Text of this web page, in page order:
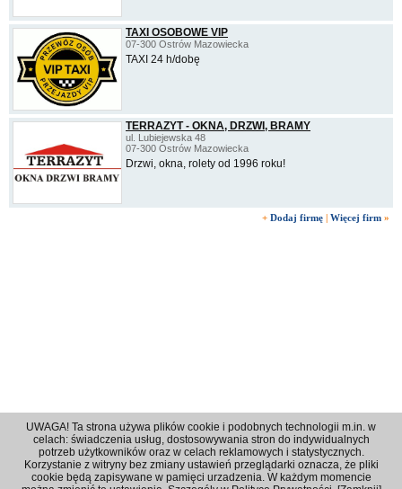
TAXI OSOBOWE VIP
07-300 Ostrów Mazowiecka
TAXI 24 h/dobę
TERRAZYT - OKNA, DRZWI, BRAMY
ul. Lubiejewska 48
07-300 Ostrów Mazowiecka
Drzwi, okna, rolety od 1996 roku!
+ Dodaj firmę | Więcej firm »
Regulamin|Polityka prywatności|Reklama|Kontakt
UWAGA! Ta strona używa plików cookie i podobnych technologii m.in. w
celach: świadczenia usług, dostosowywania stron do indywidualnych
potrzeb użytkowników oraz w celach reklamowych i statystycznych.
Korzystanie z witryny bez zmiany ustawień przeglądarki oznacza, że pliki
cookie będą zapisywane w pamięci urzadzenia. W każdym momencie